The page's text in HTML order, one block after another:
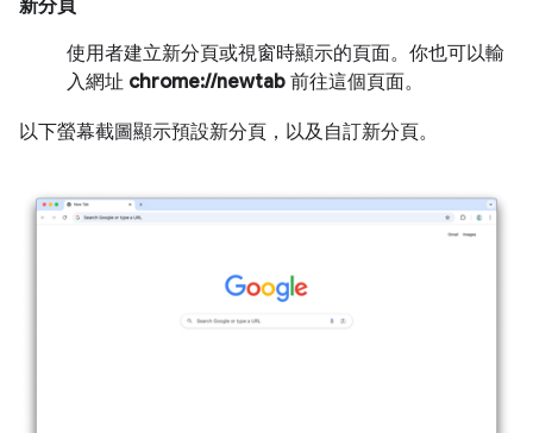
新分頁
使用者建立新分頁或視窗時顯示的頁面。你也可以輸
入網址 chrome://newtab 前往這個頁面。
以下螢幕截圖顯示預設新分頁，以及自訂新分頁。